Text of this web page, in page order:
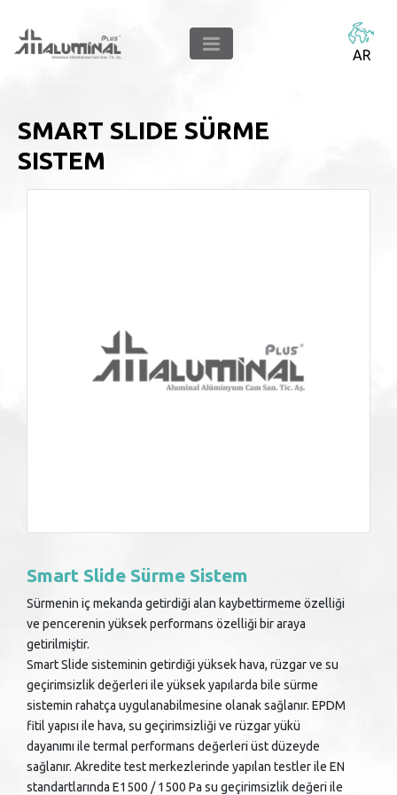
AR
SMART SLIDE SÜRME
SISTEM
Smart Slide Sürme Sistem
Sürmenin iç mekanda getirdiği alan kaybettirmeme özelliği
ve pencerenin yüksek performans özelliği bir araya
getirilmiştir.
Smart Slide sisteminin getirdiği yüksek hava, rüzgar ve su
geçirimsizlik değerleri ile yüksek yapılarda bile sürme
sistemin rahatça uygulanabilmesine olanak sağlanır. EPDM
fitil yapısı ile hava, su geçirimsizliği ve rüzgar yükü
dayanımı ile termal performans değerleri üst düzeyde
sağlanır. Akredite test merkezlerinde yapılan testler ile EN
standartlarında E1500 / 1500 Pa su geçirimsizlik değeri ile